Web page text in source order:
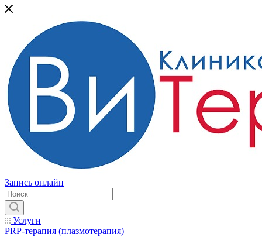
Запись онлайн
Услуги
PRP-терапия (плазмотерапия)